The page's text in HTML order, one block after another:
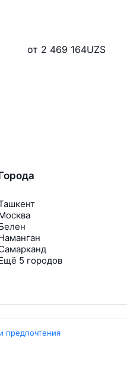
от 2 469 164UZS
5 городов
предпочтения